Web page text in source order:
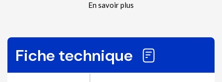
En savoir plus
Fiche technique